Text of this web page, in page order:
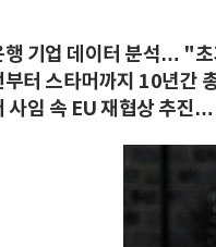
행 기업 데이터 분석… "
부터 스타머까지 10년간
사임 속 EU 재협상 추진